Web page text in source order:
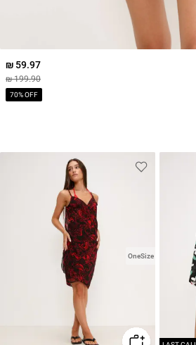
59.97 ₪
199.90 ₪
70% OFF
OneSize